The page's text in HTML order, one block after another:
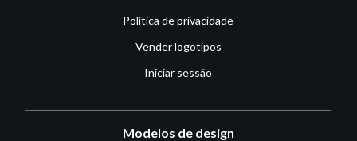
Política de privacidade
Vender logotipos
Iniciar sessão
Modelos de design